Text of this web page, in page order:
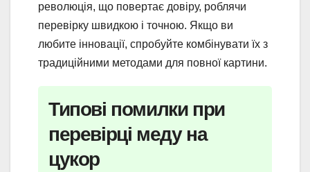
революція, що повертає довіру, роблячи
перевірку швидкою і точною. Якщо ви
любите інновації, спробуйте комбінувати їх з
традиційними методами для повної картини.
Типові помилки при
перевірці меду на
цукор